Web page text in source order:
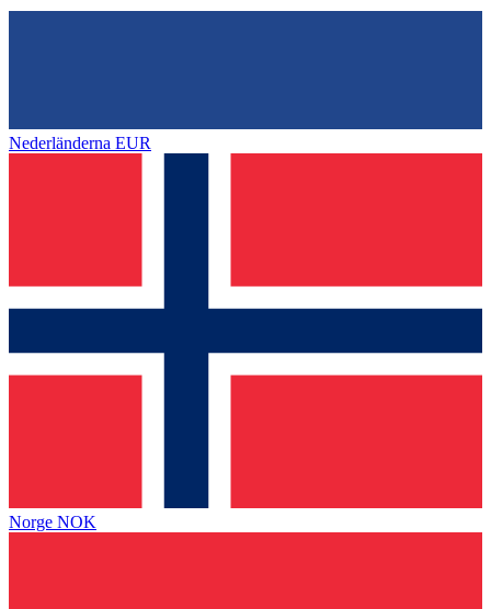
Nederländerna EUR
Norge NOK